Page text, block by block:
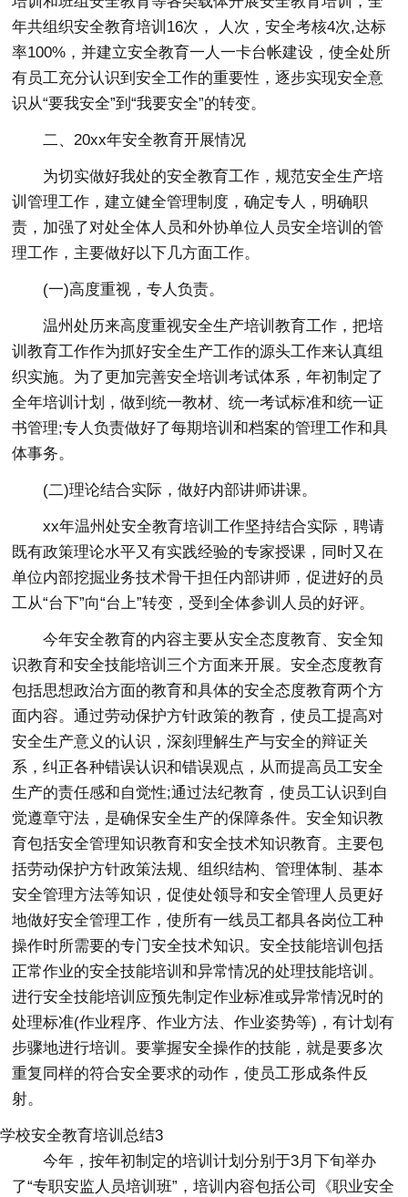
年共组织安全教育培训16次， 人次，安全考核4次,达标
率100%，并建立安全教育一人一卡台帐建设，使全处所
有员工充分认识到安全工作的重要性，逐步实现安全意
识从“要我安全”到“我要安全”的转变。
二、20xx年安全教育开展情况
为切实做好我处的安全教育工作，规范安全生产培
训管理工作，建立健全管理制度，确定专人，明确职
责，加强了对处全体人员和外协单位人员安全培训的管
理工作，主要做好以下几方面工作。
(一)高度重视，专人负责。
温州处历来高度重视安全生产培训教育工作，把培
训教育工作作为抓好安全生产工作的源头工作来认真组
织实施。为了更加完善安全培训考试体系，年初制定了
全年培训计划，做到统一教材、统一考试标准和统一证
书管理;专人负责做好了每期培训和档案的管理工作和具
体事务。
(二)理论结合实际，做好内部讲师讲课。
xx年温州处安全教育培训工作坚持结合实际，聘请
既有政策理论水平又有实践经验的专家授课，同时又在
单位内部挖掘业务技术骨干担任内部讲师，促进好的员
工从“台下”向“台上”转变，受到全体参训人员的好评。
今年安全教育的内容主要从安全态度教育、安全知
识教育和安全技能培训三个方面来开展。安全态度教育
包括思想政治方面的教育和具体的安全态度教育两个方
面内容。通过劳动保护方针政策的教育，使员工提高对
安全生产意义的认识，深刻理解生产与安全的辩证关
系，纠正各种错误认识和错误观点，从而提高员工安全
生产的责任感和自觉性;通过法纪教育，使员工认识到自
觉遵章守法，是确保安全生产的保障条件。安全知识教
育包括安全管理知识教育和安全技术知识教育。主要包
括劳动保护方针政策法规、组织结构、管理体制、基本
安全管理方法等知识，促使处领导和安全管理人员更好
地做好安全管理工作，使所有一线员工都具各岗位工种
操作时所需要的专门安全技术知识。安全技能培训包括
正常作业的安全技能培训和异常情况的处理技能培训。
进行安全技能培训应预先制定作业标准或异常情况时的
处理标准(作业程序、作业方法、作业姿势等)，有计划有
步骤地进行培训。要掌握安全操作的技能，就是要多次
重复同样的符合安全要求的动作，使员工形成条件反
射。
学校安全教育培训总结3
今年，按年初制定的培训计划分别于3月下旬举办
了“专职安监人员培训班”，培训内容包括公司《职业安全